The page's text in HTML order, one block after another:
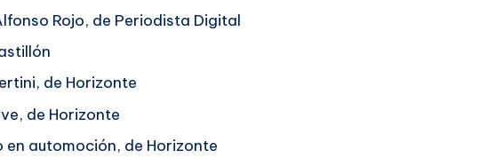
Rojo, de Periodista Digital
de Horizonte
de Horizonte
automoción, de Horizonte